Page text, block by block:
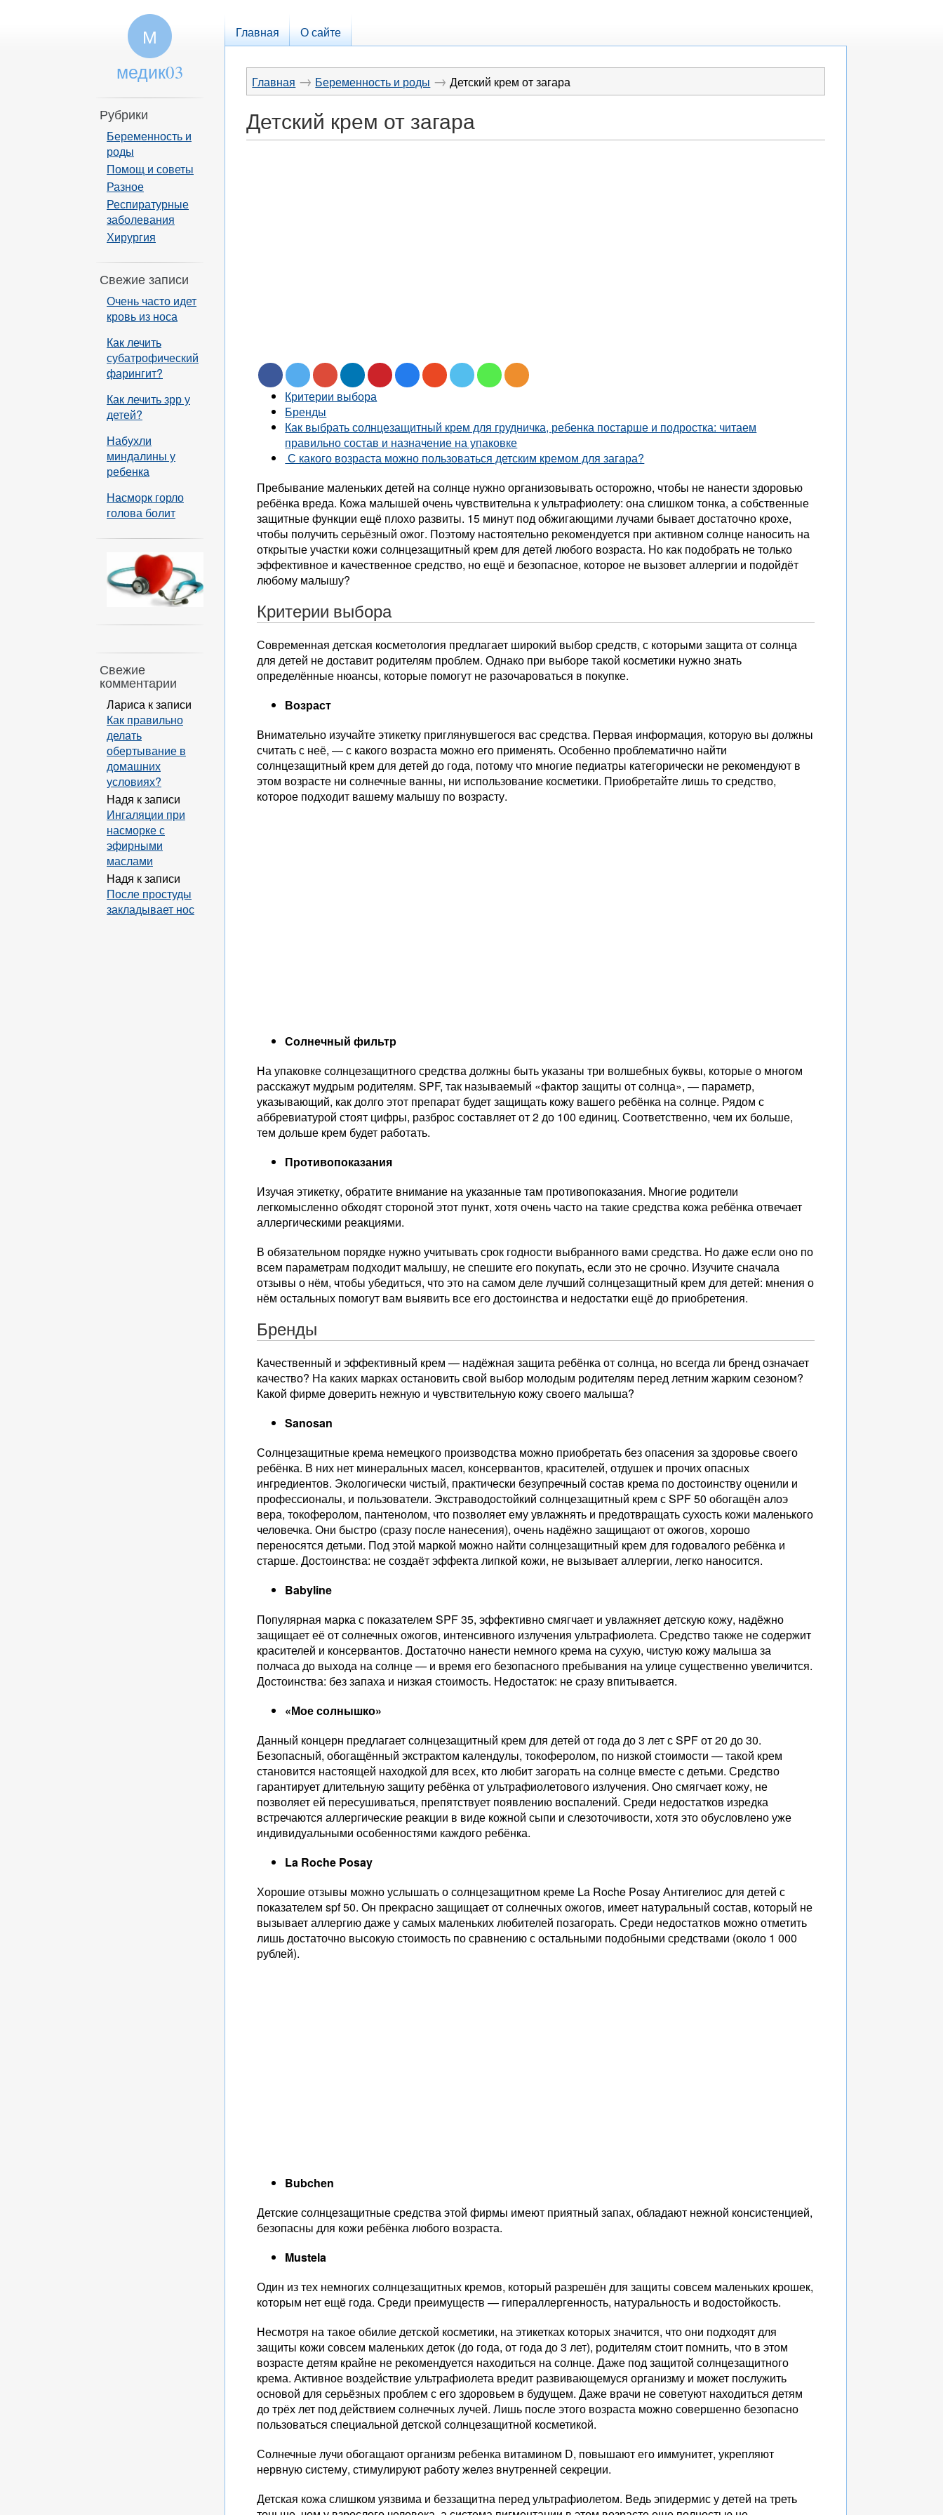
Главная О сайте
Главная → Беременность и роды → Детский крем от загара
Детский крем от загара
Критерии выбора
Бренды
Как выбрать солнцезащитный крем для грудничка, ребенка постарше и подростка: читаем
правильно состав и назначение на упаковке
С какого возраста можно пользоваться детским кремом для загара?
Пребывание маленьких детей на солнце нужно организовывать осторожно, чтобы не нанести здоровью
ребёнка вреда. Кожа малышей очень чувствительна к ультрафиолету: она слишком тонка, а собственные
защитные функции ещё плохо развиты. 15 минут под обжигающими лучами бывает достаточно крохе,
чтобы получить серьёзный ожог. Поэтому настоятельно рекомендуется при активном солнце наносить на
открытые участки кожи солнцезащитный крем для детей любого возраста. Но как подобрать не только
эффективное и качественное средство, но ещё и безопасное, которое не вызовет аллергии и подойдёт
любому малышу?
Критерии выбора
Современная детская косметология предлагает широкий выбор средств, с которыми защита от солнца
для детей не доставит родителям проблем. Однако при выборе такой косметики нужно знать
определённые нюансы, которые помогут не разочароваться в покупке.
Возраст
Внимательно изучайте этикетку приглянувшегося вас средства. Первая информация, которую вы должны
считать с неё, — с какого возраста можно его применять. Особенно проблематично найти
солнцезащитный крем для детей до года, потому что многие педиатры категорически не рекомендуют в
этом возрасте ни солнечные ванны, ни использование косметики. Приобретайте лишь то средство,
которое подходит вашему малышу по возрасту.
Солнечный фильтр
На упаковке солнцезащитного средства должны быть указаны три волшебных буквы, которые о многом
расскажут мудрым родителям. SPF, так называемый «фактор защиты от солнца», — параметр,
указывающий, как долго этот препарат будет защищать кожу вашего ребёнка на солнце. Рядом с
аббревиатурой стоят цифры, разброс составляет от 2 до 100 единиц. Соответственно, чем их больше,
тем дольше крем будет работать.
Противопоказания
Изучая этикетку, обратите внимание на указанные там противопоказания. Многие родители
легкомысленно обходят стороной этот пункт, хотя очень часто на такие средства кожа ребёнка отвечает
аллергическими реакциями.
В обязательном порядке нужно учитывать срок годности выбранного вами средства. Но даже если оно по
всем параметрам подходит малышу, не спешите его покупать, если это не срочно. Изучите сначала
отзывы о нём, чтобы убедиться, что это на самом деле лучший солнцезащитный крем для детей: мнения о
нём остальных помогут вам выявить все его достоинства и недостатки ещё до приобретения.
Бренды
Качественный и эффективный крем — надёжная защита ребёнка от солнца, но всегда ли бренд означает
качество? На каких марках остановить свой выбор молодым родителям перед летним жарким сезоном?
Какой фирме доверить нежную и чувствительную кожу своего малыша?
Sanosan
Солнцезащитные крема немецкого производства можно приобретать без опасения за здоровье своего
ребёнка. В них нет минеральных масел, консервантов, красителей, отдушек и прочих опасных
ингредиентов. Экологически чистый, практически безупречный состав крема по достоинству оценили и
профессионалы, и пользователи. Экстраводостойкий солнцезащитный крем с SPF 50 обогащён алоэ
вера, токоферолом, пантенолом, что позволяет ему увлажнять и предотвращать сухость кожи маленького
человечка. Они быстро (сразу после нанесения), очень надёжно защищают от ожогов, хорошо
переносятся детьми. Под этой маркой можно найти солнцезащитный крем для годовалого ребёнка и
старше. Достоинства: не создаёт эффекта липкой кожи, не вызывает аллергии, легко наносится.
Babyline
Популярная марка с показателем SPF 35, эффективно смягчает и увлажняет детскую кожу, надёжно
защищает её от солнечных ожогов, интенсивного излучения ультрафиолета. Средство также не содержит
красителей и консервантов. Достаточно нанести немного крема на сухую, чистую кожу малыша за
полчаса до выхода на солнце — и время его безопасного пребывания на улице существенно увеличится.
Достоинства: без запаха и низкая стоимость. Недостаток: не сразу впитывается.
«Мое солнышко»
Данный концерн предлагает солнцезащитный крем для детей от года до 3 лет с SPF от 20 до 30.
Безопасный, обогащённый экстрактом календулы, токоферолом, по низкой стоимости — такой крем
становится настоящей находкой для всех, кто любит загорать на солнце вместе с детьми. Средство
гарантирует длительную защиту ребёнка от ультрафиолетового излучения. Оно смягчает кожу, не
позволяет ей пересушиваться, препятствует появлению воспалений. Среди недостатков изредка
встречаются аллергические реакции в виде кожной сыпи и слезоточивости, хотя это обусловлено уже
индивидуальными особенностями каждого ребёнка.
La Roche Posay
Хорошие отзывы можно услышать о солнцезащитном креме La Roche Posay Антигелиос для детей с
показателем spf 50. Он прекрасно защищает от солнечных ожогов, имеет натуральный состав, который не
вызывает аллергию даже у самых маленьких любителей позагорать. Среди недостатков можно отметить
лишь достаточно высокую стоимость по сравнению с остальными подобными средствами (около 1 000
рублей).
Bubchen
Детские солнцезащитные средства этой фирмы имеют приятный запах, обладают нежной консистенцией,
безопасны для кожи ребёнка любого возраста.
Mustela
Один из тех немногих солнцезащитных кремов, который разрешён для защиты совсем маленьких крошек,
которым нет ещё года. Среди преимуществ — гипераллергенность, натуральность и водостойкость.
Несмотря на такое обилие детской косметики, на этикетках которых значится, что они подходят для
защиты кожи совсем маленьких деток (до года, от года до 3 лет), родителям стоит помнить, что в этом
возрасте детям крайне не рекомендуется находиться на солнце. Даже под защитой солнцезащитного
крема. Активное воздействие ультрафиолета вредит развивающемуся организму и может послужить
основой для серьёзных проблем с его здоровьем в будущем. Даже врачи не советуют находиться детям
до трёх лет под действием солнечных лучей. Лишь после этого возраста можно совершенно безопасно
пользоваться специальной детской солнцезащитной косметикой.
Солнечные лучи обогащают организм ребенка витамином D, повышают его иммунитет, укрепляют
нервную систему, стимулируют работу желез внутренней секреции.
Детская кожа слишком уязвима и беззащитна перед ультрафиолетом. Ведь эпидермис у детей на треть
М
медик03
Рубрики
Беременность и
роды
Помощ и советы
Разное
Респиратурные
заболевания
Хирургия
Свежие записи
Очень часто идет
кровь из носа
Как лечить
субатрофический
фарингит?
Как лечить зрр у
детей?
Набухли
миндалины у
ребенка
Насморк горло
голова болит
Свежие
комментарии
Лариса к записи
Как правильно
делать
обертывание в
домашних
условиях?
Надя к записи
Ингаляции при
насморке с
эфирными
маслами
Надя к записи
После простуды
закладывает нос